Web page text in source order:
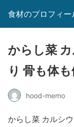
食材のプロフィー
からし菜
り 骨も体
hood-memo
からし菜 カルシ